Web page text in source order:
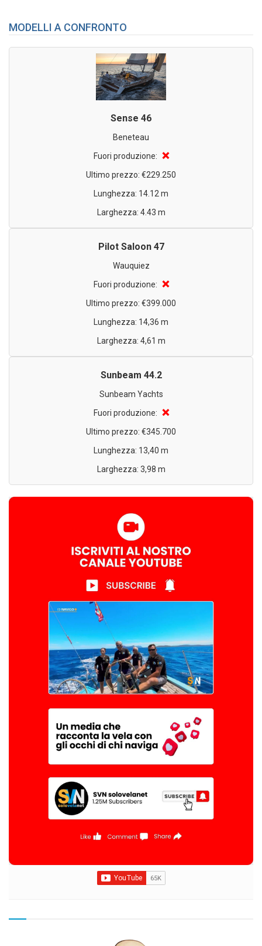
MODELLI A CONFRONTO
Sense 46
Beneteau
Fuori produzione: ❌
Ultimo prezzo: €229.250
Lunghezza: 14.12 m
Larghezza: 4.43 m
Pilot Saloon 47
Wauquiez
Fuori produzione: ❌
Ultimo prezzo: €399.000
Lunghezza: 14,36 m
Larghezza: 4,61 m
Sunbeam 44.2
Sunbeam Yachts
Fuori produzione: ❌
Ultimo prezzo: €345.700
Lunghezza: 13,40 m
Larghezza: 3,98 m